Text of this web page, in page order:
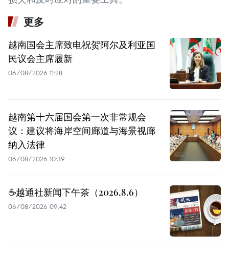
更多
越南国会主席致电祝贺阿尔及利亚国
民议会主席履新
06/08/2026 11:28
越南第十六届国会第一次非常规会
议：建议将海岸空间廊道与海景视廊
纳入法律
06/08/2026 10:39
☕️越通社新闻下午茶（2026.8.6）
06/08/2026 09:42